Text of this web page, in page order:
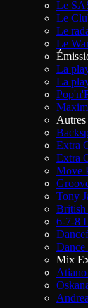
Le
Le
Le
Le
La
La
Autres
Extra
Extra
Move
Tony
British
6-7-8
Dance
Mix
Atiano